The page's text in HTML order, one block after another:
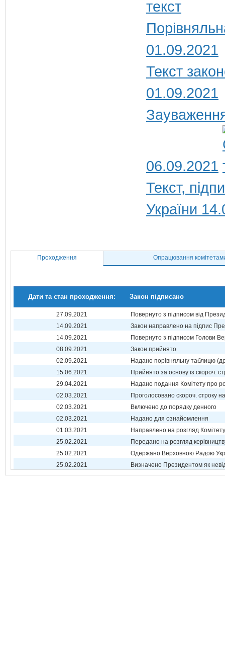
01.09.2021
Текст
01.09.2021
06.09.2021
Текст,
України
Проходження Опрацювання
Дати та стан проходження: Закон підписано
27.09.2021
Повернуто з підписом від
14.09.2021
Закон направлено на підпис
14.09.2021
Повернуто з підписом Голови
08.09.2021
Закон прийнято
02.09.2021
Надано порівняльну таблицю
15.06.2021
Прийнято за основу із скороч.
29.04.2021
Надано подання Комітету про
02.03.2021
Проголосовано скороч. строку
02.03.2021
Включено до порядку денного
02.03.2021
Надано для ознайомлення
01.03.2021
Направлено на розгляд Комітету
25.02.2021
Передано на розгляд
25.02.2021
Одержано Верховною Радою
25.02.2021
Визначено Президентом як